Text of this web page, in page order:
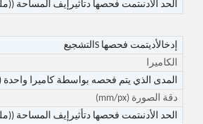
الحد الأدنىتمت فحصها دتأثير إيف المساحة
إدخالأديتمت فحصها Sالتشجيع
الكاميرا
المدى الذي يتم فحصه بواسطة كاميرا واحدة
دقة الصورة (mm/px)
الحد الأدنىتمت فحصها دتأثير إيف المساحة